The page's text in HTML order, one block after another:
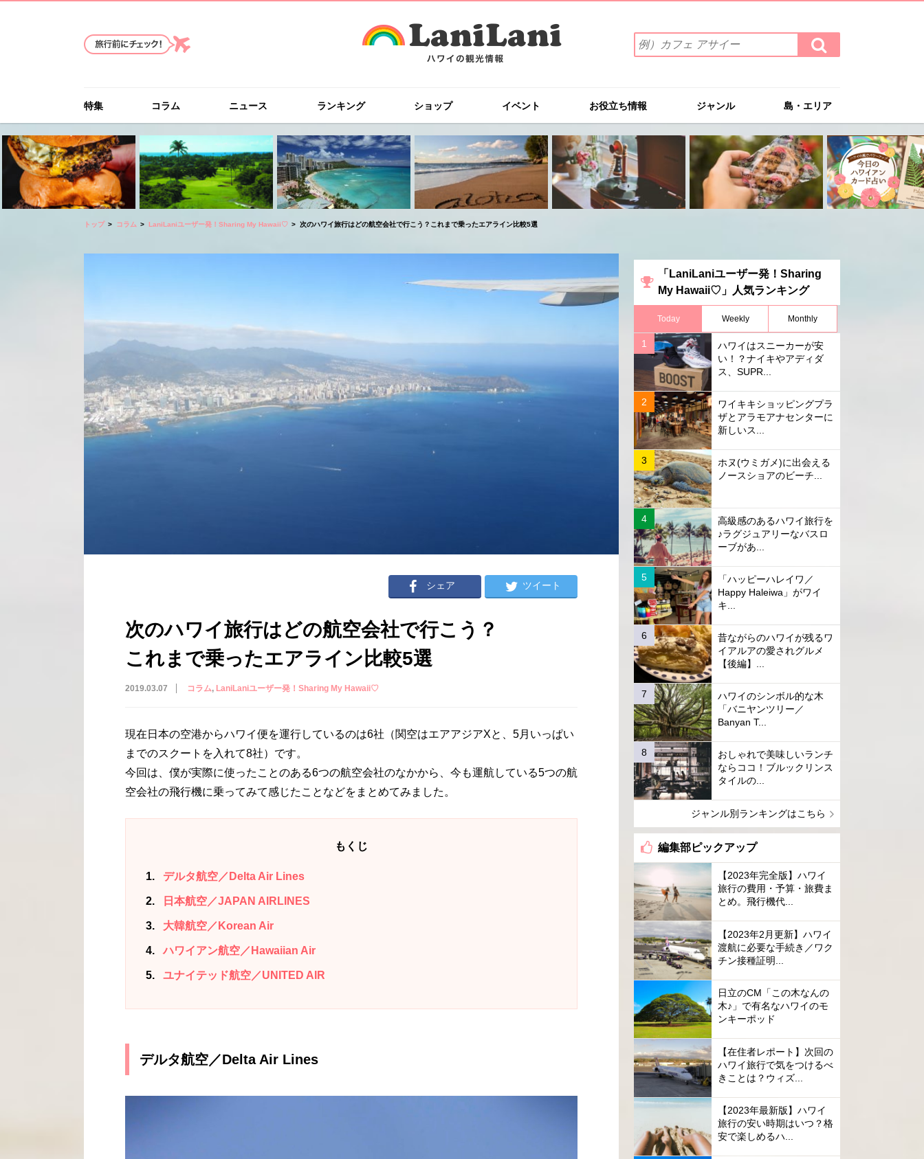
索
ワ
を
入
力
(例）
カ
フ
ェ
イ
ー
検
索
す
特集 コラム ニュース ランキング ショップ イベント お役立ち情報 ジャンル 島・エリア
トップ コラム LaniLaniユーザー発！Sharing My Hawaii♡ 次のハワイ旅行はどの航空会社で行こう？これまで乗ったエアライン比較5選
シェア ツイート
次のハワイ旅行はどの航空会社で行こう？
これまで乗ったエアライン比較5選
2019.03.07 コラム LaniLaniユーザー発！Sharing My Hawaii♡
現在日本の空港からハワイ便を運行しているのは6社（関空はエアアジアXと、5月いっぱい
までのスクートを入れて8社）です。
今回は、僕が実際に使ったことのある6つの航空会社のなかから、今も運航している5つの航
空会社の飛行機に乗ってみて感じたことなどをまとめてみました。
もくじ
1 デルタ航空／Delta Air Lines
2 日本航空／JAPAN AIRLINES
3 大韓航空／Korean Air
4 ハワイアン航空／Hawaiian Air
5 ユナイテッド航空／UNITED AIR
デルタ航空／Delta Air Lines
「LaniLaniユーザー発！Sharing
My Hawaii♡」人気ランキング
Today Weekly Monthly
ハワイはスニーカーが安
い！？ナイキやアディダ
ス、SUPR...
ワイキキショッピングプラ
ザとアラモアナセンターに
新しいス...
ホヌ(ウミガメ)に出会える
ノースショアのビーチ...
高級感のあるハワイ旅行を
♪ラグジュアリーなバスロ
ーブがあ...
「ハッピーハレイワ／
Happy Haleiwa」がワイ
キ...
昔ながらのハワイが残るワ
イアルアの愛されグルメ
【後編】...
ハワイのシンボル的な木
「バニヤンツリー／
Banyan T...
おしゃれで美味しいランチ
ならココ！ブルックリンス
タイルの...
ジャンル別ランキングはこちら
編集部ピックアップ
【2023年完全版】ハワイ
旅行の費用・予算・旅費ま
とめ。飛行機代...
【2023年2月更新】ハワイ
渡航に必要な手続き／ワク
チン接種証明...
日立のCM「この木なんの
木♪」で有名なハワイのモ
ンキーポッド
【在住者レポート】次回の
ハワイ旅行で気をつけるべ
きことは？ウィズ...
【2023年最新版】ハワイ
旅行の安い時期はいつ？格
安で楽しめるハ...